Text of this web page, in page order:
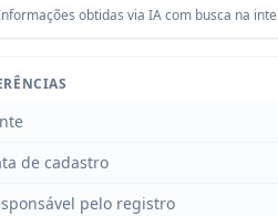
obtidas via IA com busca na
de cadastro
pelo registro